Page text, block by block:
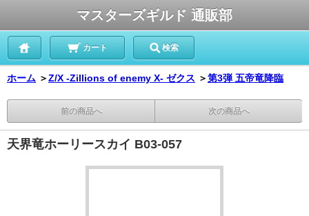
マスターズギルド 通販部
カート 検索
ホーム ＞Z/X -Zillions of enemy X- ゼクス ＞第3弾 五帝竜降臨
前の商品へ 次の商品へ
天界竜ホーリースカイ B03-057